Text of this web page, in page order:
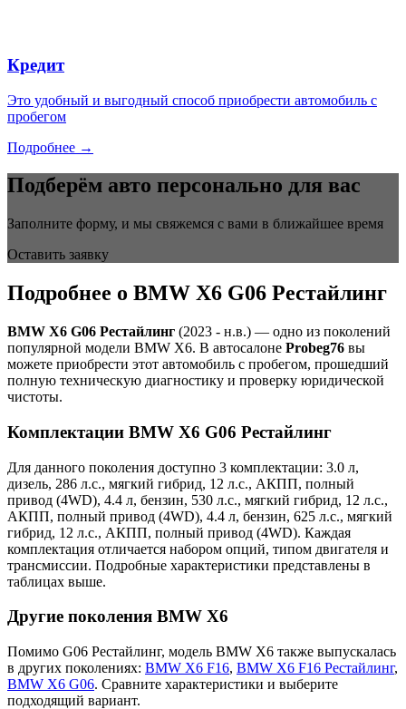
Кредит
Это удобный и выгодный способ приобрести автомобиль с
пробегом
Подробнее →
Подберём авто персонально для вас
Заполните форму, и мы свяжемся с вами в ближайшее время
Оставить заявку
Подробнее о BMW X6 G06 Рестайлинг
BMW X6 G06 Рестайлинг (2023 - н.в.) — одно из поколений
популярной модели BMW X6. В автосалоне Probeg76 вы
можете приобрести этот автомобиль с пробегом, прошедший
полную техническую диагностику и проверку юридической
чистоты.
Комплектации BMW X6 G06 Рестайлинг
Для данного поколения доступно 3 комплектации: 3.0 л,
дизель, 286 л.с., мягкий гибрид, 12 л.с., АКПП, полный
привод (4WD), 4.4 л, бензин, 530 л.с., мягкий гибрид, 12 л.с.,
АКПП, полный привод (4WD), 4.4 л, бензин, 625 л.с., мягкий
гибрид, 12 л.с., АКПП, полный привод (4WD). Каждая
комплектация отличается набором опций, типом двигателя и
трансмиссии. Подробные характеристики представлены в
таблицах выше.
Другие поколения BMW X6
Помимо G06 Рестайлинг, модель BMW X6 также выпускалась
в других поколениях: BMW X6 F16, BMW X6 F16 Рестайлинг,
BMW X6 G06. Сравните характеристики и выберите
подходящий вариант.